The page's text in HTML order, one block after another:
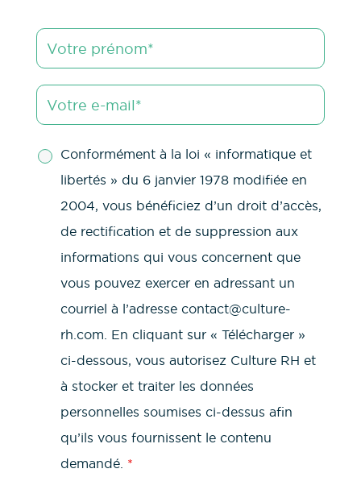
Conformément à la loi « informatique et
libertés » du 6 janvier 1978 modifiée en
2004, vous bénéficiez d’un droit d’accès,
de rectification et de suppression aux
informations qui vous concernent que
vous pouvez exercer en adressant un
courriel à l’adresse contact@culture-
rh.com. En cliquant sur « Télécharger »
ci-dessous, vous autorisez Culture RH et
à stocker et traiter les données
personnelles soumises ci-dessus afin
qu’ils vous fournissent le contenu
demandé. *